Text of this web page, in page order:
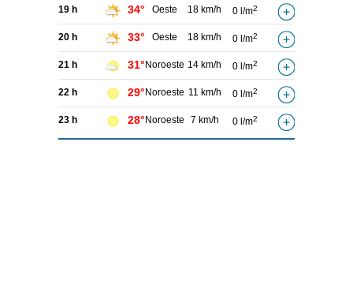
19 h 34° Oeste 18 km/h 0 l/m2
20 h 33° Oeste 18 km/h 0 l/m2
21 h 31° Noroeste 14 km/h 0 l/m2
22 h 29° Noroeste 11 km/h 0 l/m2
23 h 28° Noroeste 7 km/h 0 l/m2